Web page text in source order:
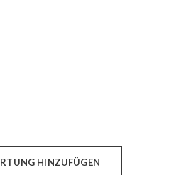
HINZUFÜGEN